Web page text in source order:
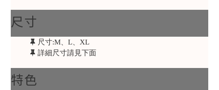
尺寸
尺寸:M、L、XL
詳細尺寸請見下面
特色